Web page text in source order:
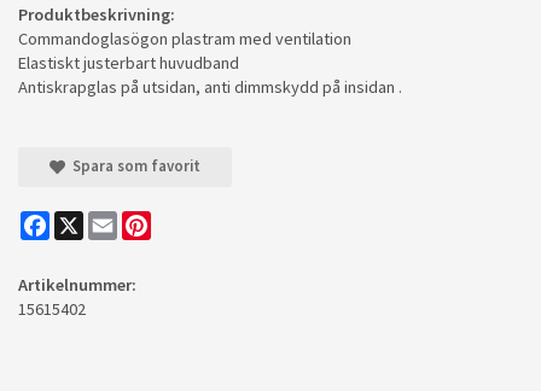
Produktbeskrivning:
Commandoglasögon plastram med ventilation
Elastiskt justerbart huvudband
Antiskrapglas på utsidan, anti dimmskydd på insidan .
Spara som favorit
Facebook
X Email
Artikelnummer:
15615402